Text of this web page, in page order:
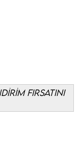
FIRSATINI